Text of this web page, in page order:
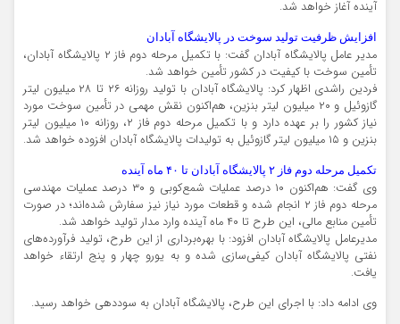
آینده آغاز خواهد شد.
افزایش ظرفیت تولید سوخت در پالایشگاه آبادان
مدیر عامل پالایشگاه آبادان گفت: با تکمیل مرحله دوم فاز ۲ پالایشگاه آبادان،
تأمین سوخت با کیفیت در کشور تأمین خواهد شد.
فردین راشدی اظهار کرد: پالایشگاه آبادان با تولید روزانه ۲۶ تا ۲۸ میلیون لیتر
گازوئیل و ۲۰ میلیون لیتر بنزین، هم‌اکنون نقش مهمی در تأمین سوخت مورد
نیاز کشور را بر عهده دارد و با تکمیل مرحله دوم فاز ۲، روزانه ۱۰ میلیون لیتر
بنزین و ۱۵ میلیون لیتر گازوئیل به تولیدات پالایشگاه آبادان افزوده خواهد شد.
تکمیل مرحله دوم فاز ۲ پالایشگاه آبادان تا ۴۰ ماه آینده
وی گفت: هم‌اکنون ۱۰ درصد عملیات شمع‌کوبی و ۳۰ درصد عملیات مهندسی
مرحله دوم فاز ۲ انجام شده و قطعات مورد نیاز نیز سفارش شده‌اند؛ در صورت
تأمین منابع مالی، این طرح تا ۴۰ ماه آینده وارد مدار تولید خواهد شد.
مدیرعامل پالایشگاه آبادان افزود: با بهره‌برداری از این طرح، تولید فرآورده‌های
نفتی پالایشگاه آبادان کیفی‌سازی شده و به یورو چهار و پنج ارتقاء خواهد
یافت.
وی ادامه داد: با اجرای این طرح، پالایشگاه آبادان به سوددهی خواهد رسید.